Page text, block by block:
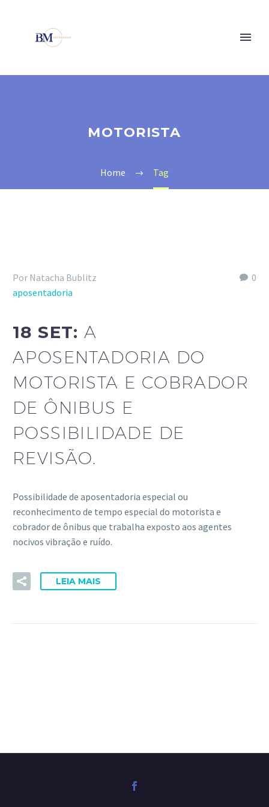
MOTORISTA
Home Tag
0
Por Natacha Bublitz
aposentadoria
18 SET:A
APOSENTADORIA DO
MOTORISTA E COBRADOR
DE ÔNIBUS E
POSSIBILIDADE DE
REVISÃO.
Possibilidade de aposentadoria especial ou
reconhecimento de tempo especial do motorista e
cobrador de ônibus que trabalha exposto aos agentes
nocivos vibração e ruído.
LEIA MAIS